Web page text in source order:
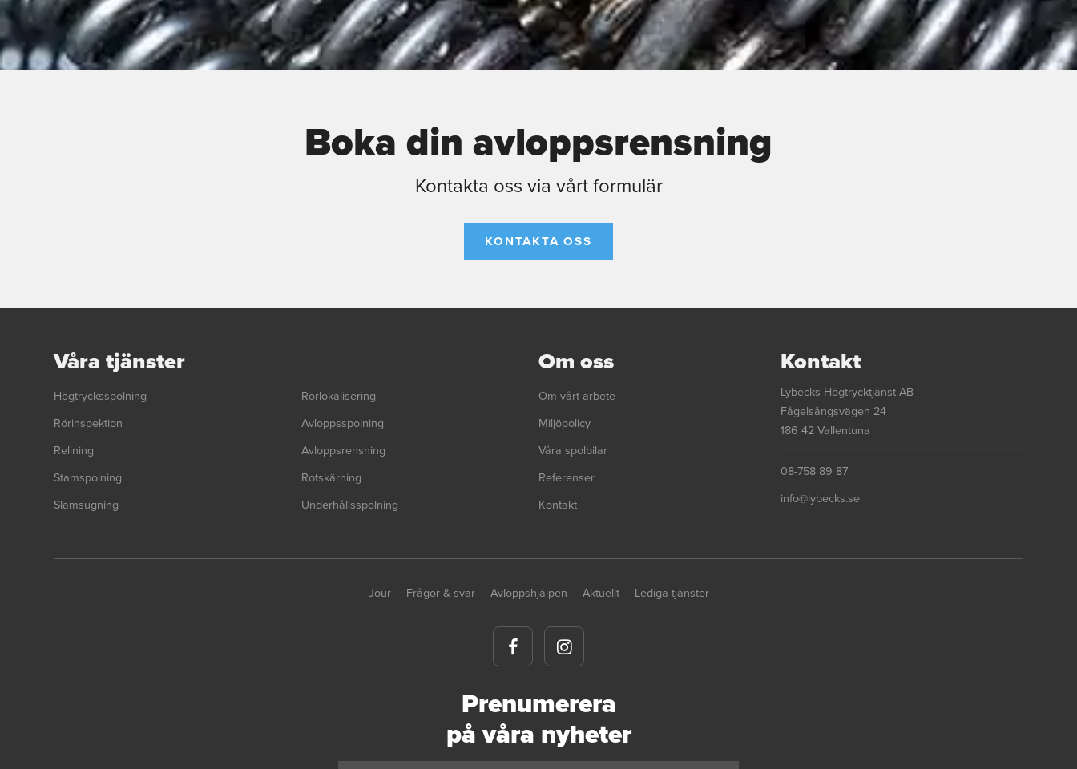
Boka din avloppsrensning
Kontakta oss via vårt formulär
KONTAKTA OSS
Våra tjänster
Högtrycksspolning
Rörinspektion
Relining
Stamspolning
Slamsugning
Rörlokalisering
Avloppsspolning
Avloppsrensning
Rotskärning
Underhållsspolning
Om oss
Om vårt arbete
Miljöpolicy
Våra spolbilar
Referenser
Kontakt
Kontakt
Lybecks Högtrycktjänst AB
Fågelsångsvägen 24
186 42 Vallentuna
08-758 89 87
info@lybecks.se
Jour Frågor & svar Avloppshjälpen Aktuellt Lediga tjänster
Prenumerera
på våra nyheter